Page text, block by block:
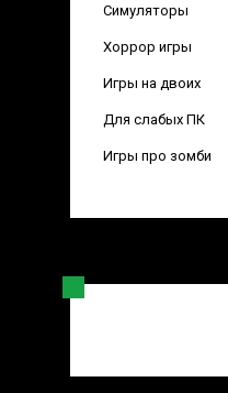
Симуляторы
Хоррор игры
Игры на двоих
Для слабых ПК
Игры про зомби